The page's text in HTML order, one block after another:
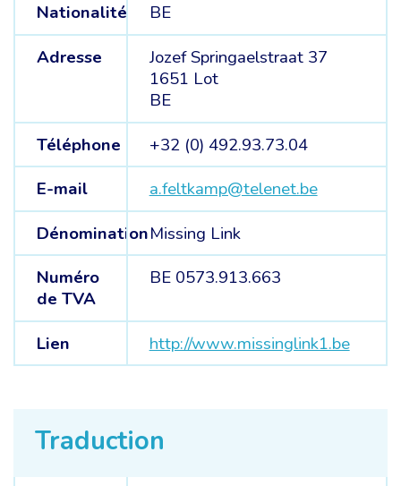
Nationalité
BE
Adresse
Jozef Springaelstraat 37
1651 Lot
BE
Téléphone
+32 (0) 492.93.73.04
E-mail
a.feltkamp@telenet.be
DénominationMissing Link
Numéro
de TVA
BE 0573.913.663
Lien http://www.missinglink1.be
Traduction